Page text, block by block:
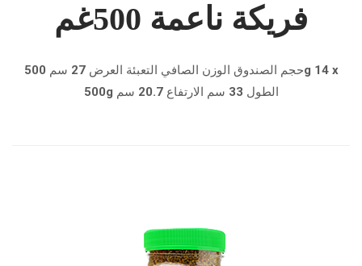
فريكة ناعمة 500غم
حجم الصندوق الوزن الصافي التعبئة العرض 27 سم 500g 14 x
500g الطول 33 سم الارتفاع 20.7 سم